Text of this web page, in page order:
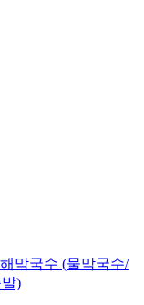
막국수 (물막국수/
)